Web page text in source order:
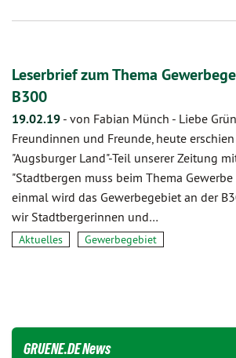
Leserbrief zum Thema
B300
19.02.19 - von Fabian Münch - Liebe
Freundinnen und Freunde, heute
"Augsburger Land"-Teil unserer Zeitung
"Stadtbergen muss beim Thema
einmal wird das Gewerbegebiet an der
wir Stadtbergerinnen und…
Aktuelles Gewerbegebiet
GRUENE.DE News